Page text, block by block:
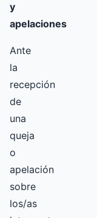
y
apelaciones
Ante
la
recepción
de
una
queja
o
apelación
sobre
los/as